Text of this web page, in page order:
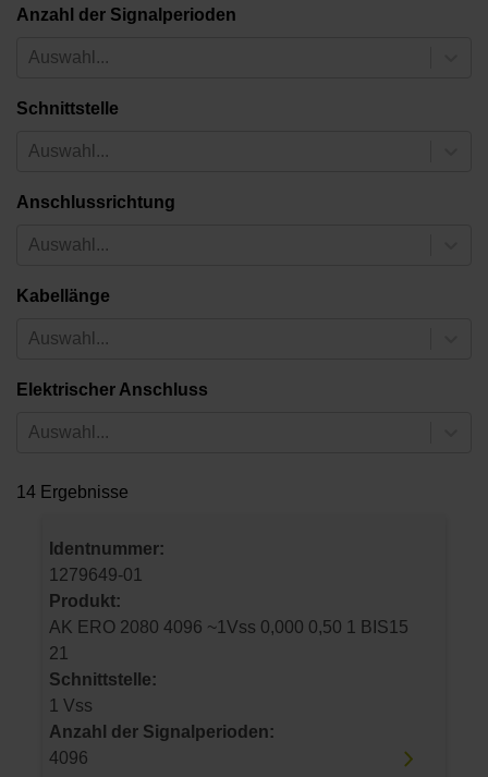
Anzahl der Signalperioden
Auswahl...
Schnittstelle
Auswahl...
Anschlussrichtung
Auswahl...
Kabellänge
Auswahl...
Elektrischer Anschluss
Auswahl...
14 Ergebnisse
Identnummer:
1279649-01
Produkt:
AK ERO 2080 4096 ~1Vss 0,000 0,50 1 BIS15
21
Schnittstelle:
1 Vss
Anzahl der Signalperioden:
4096